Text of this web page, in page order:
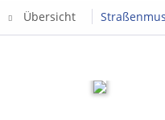
Übersicht